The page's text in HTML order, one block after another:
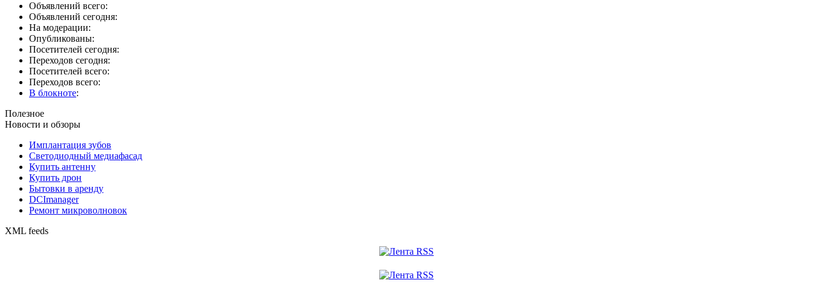
Объявлений всего:
Объявлений сегодня:
На модерации:
Опубликованы:
Посетителей сегодня:
Переходов сегодня:
Посетителей всего:
Переходов всего:
В блокноте:
Полезное
Новости и обзоры
Имплантация зубов
Светодиодный медиафасад
Купить антенну
Купить дрон
Бытовки в аренду
DCImanager
Ремонт микроволновок
XML feeds